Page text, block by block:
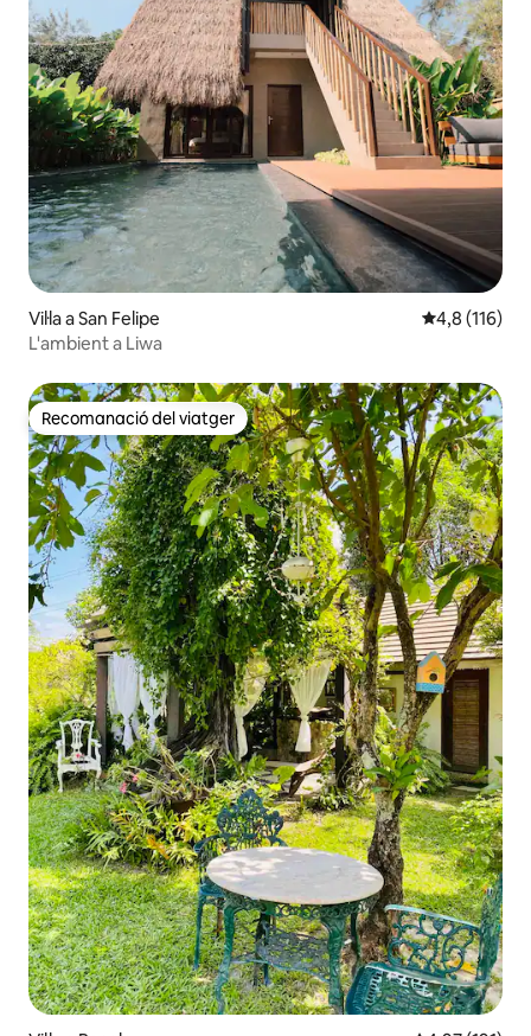
Vil·la a San Felipe 4,8 de
4,8 (116)
L'ambient a Liwa
Recomanació del viatger
Recomanació del viatger